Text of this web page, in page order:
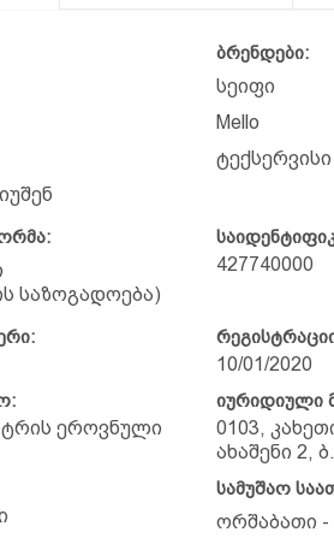
ბრენდები:
სეიფი
Mello
ტექსერვისი
საზოგადოება)
427740000
10/01/2020
ეროვნული
იურიდიული
0103,
ახაშენი 2,
სამუშაო
ორშაბათი -